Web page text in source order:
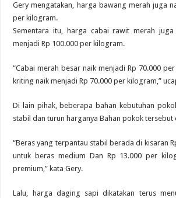
Gery mengatakan, harga bawang merah juga
per kilogram.
Sementara itu, harga cabai rawit merah juga
menjadi Rp 100.000 per kilogram.
“Cabai merah besar naik menjadi Rp 70.000
kriting naik menjadi Rp 70.000 per kilogram,”
Di lain pihak, beberapa bahan kebutuhan
stabil dan turun harganya Bahan pokok tersebut
“Beras yang terpantau stabil berada di kisaran
untuk beras medium Dan Rp 13.000 per
premium,” kata Gery.
Lalu, harga daging sapi dikatakan terus